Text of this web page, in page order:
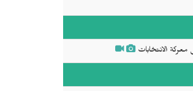
معركة الانتخابات